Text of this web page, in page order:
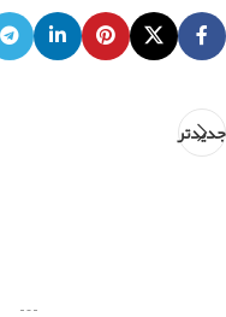
جدیدتر